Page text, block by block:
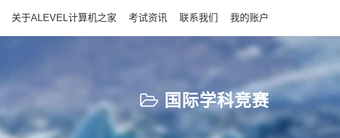
关于ALEVEL计算机之家 考试资讯 联系我们 我的账户
国际学科竞赛